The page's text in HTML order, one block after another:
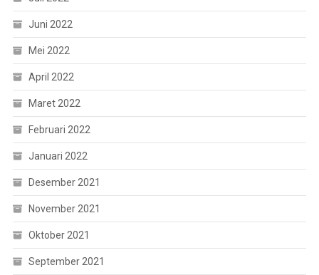
Juni 2022
Mei 2022
April 2022
Maret 2022
Februari 2022
Januari 2022
Desember 2021
November 2021
Oktober 2021
September 2021